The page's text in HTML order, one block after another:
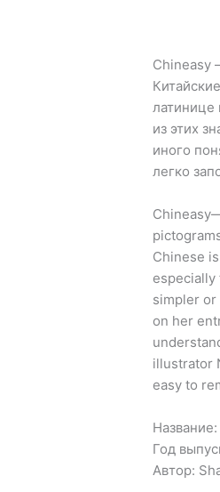
Chineasy
из этих
иного
легко
Chinese
especially
simpler or
on her
illustrator
easy to
Год
Автор: